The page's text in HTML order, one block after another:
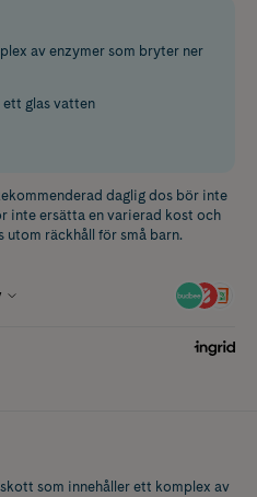
av enzymer som bryter ner
ett glas vatten
daglig dos bör inte
inte ersätta en varierad kost och
utom räckhåll för små barn.
som innehåller ett komplex av